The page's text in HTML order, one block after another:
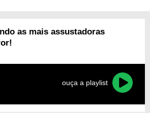
as mais assustadoras
ouça a playlist